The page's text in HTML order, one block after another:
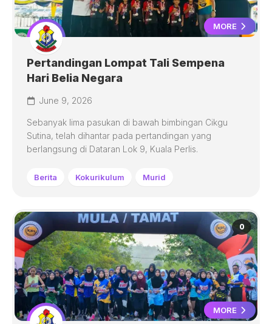
MORE
Pertandingan Lompat Tali Sempena
Hari Belia Negara
June 9, 2026
Sebanyak lima pasukan di bawah bimbingan Cikgu
Sutina, telah dihantar pada pertandingan yang
berlangsung di Dataran Lok 9, Kuala Perlis.
Berita Kokurikulum Murid
0
MORE